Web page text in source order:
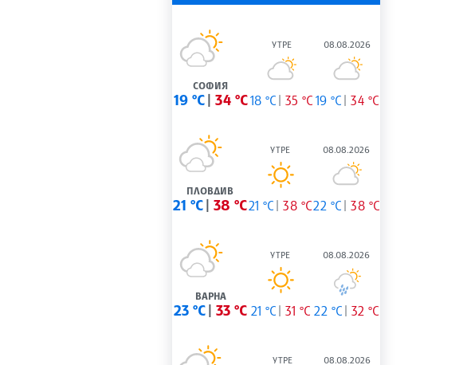
СОФИЯ
19 °C 34 °C
УТРЕ
18 °C 35 °C
08.08.2026
19 °C 34 °C
ПЛОВДИВ
21 °C 38 °C
УТРЕ
21 °C 38 °C
08.08.2026
22 °C 38 °C
ВАРНА
23 °C 33 °C
УТРЕ
21 °C 31 °C
08.08.2026
22 °C 32 °C
УТРЕ 08.08.2026